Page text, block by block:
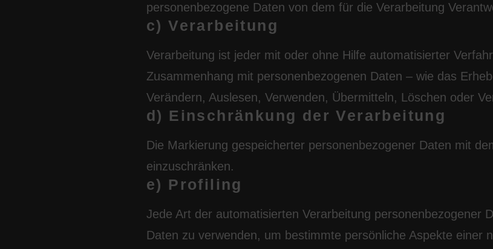
personenbezogene Daten von dem für die Verarbeitung
c) Verarbeitung
Verarbeitung ist jeder mit oder ohne Hilfe automatisierter
Zusammenhang mit personenbezogenen Daten – wie das
Verändern, Auslesen, Verwenden, Übermitteln, Löschen oder
d) Einschränkung der Verarbeitung
Die Markierung gespeicherter personenbezogener Daten mit
einzuschränken.
e) Profiling
Jede Art der automatisierten Verarbeitung personenbezogener
Daten zu verwenden, um bestimmte persönliche Aspekte einer